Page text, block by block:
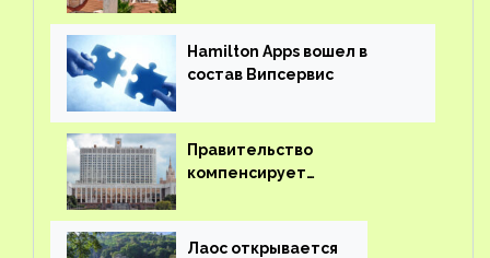
Hamilton Apps вошел в
состав Випсервис
Правительство
компенсирует
вывоз россиян из-за рубежа
Лаос открывается